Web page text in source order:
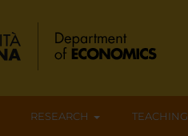
RESEARCH TEACHING